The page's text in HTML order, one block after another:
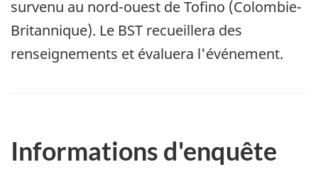
survenu au nord-ouest de Tofino (Colombie-
Britannique). Le BST recueillera des
renseignements et évaluera l'événement.
Informations d'enquête